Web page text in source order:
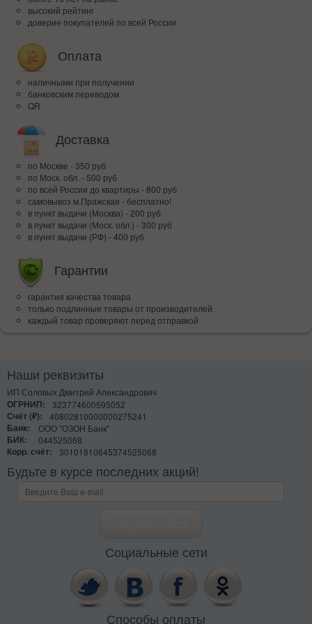
высокий рейтинг
доверие покупателей по всей России
Оплата
наличными при получении
банковским переводом
QR
Доставка
по Москве - 350 руб
по Моск. обл. - 500 руб
по всей Росcии до квартиры - 800 руб
самовывоз м.Пражская - бесплатно!
в пункт выдачи (Москва) - 200 руб
в пункт выдачи (Моск. обл.) - 300 руб
в пункт выдачи (РФ) - 400 руб
Гарантии
гарантия качества товара
только подлинные товары от производителей
каждый товар проверяют перед отправкой
Наши реквизиты
ИП Соловых Дмитрий Александрович
ОГРНИП:
323774600595052
Счёт (₽):
40802810000000275241
Банк:
ООО "ОЗОН Банк"
БИК:
044525068
Корр. счёт:
30101810645374525068
Будьте в курсе последних акций!
Социальные сети
Способы оплаты